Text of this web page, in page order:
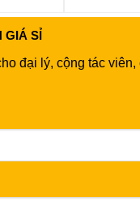
GIÁ SỈ
đại lý, cộng tác